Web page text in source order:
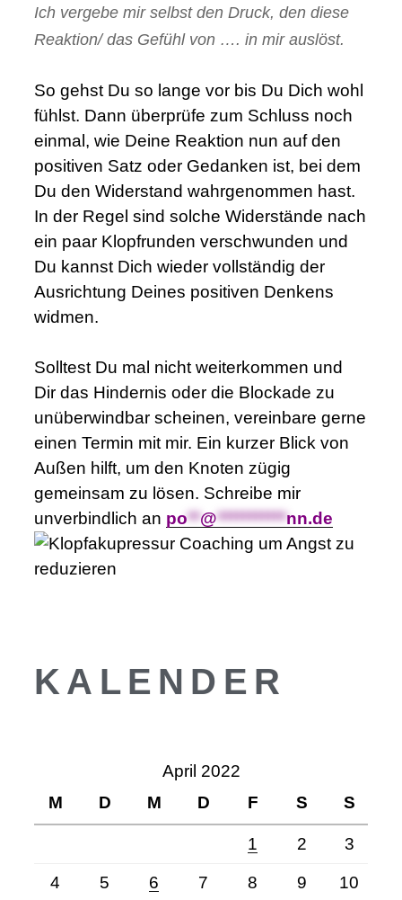
Ich vergebe mir selbst den Druck, den diese
Reaktion/ das Gefühl von …. in mir auslöst.
So gehst Du so lange vor bis Du Dich wohl
fühlst. Dann überprüfe zum Schluss noch
einmal, wie Deine Reaktion nun auf den
positiven Satz oder Gedanken ist, bei dem
Du den Widerstand wahrgenommen hast.
In der Regel sind solche Widerstände nach
ein paar Klopfrunden verschwunden und
Du kannst Dich wieder vollständig der
Ausrichtung Deines positiven Denkens
widmen.
Solltest Du mal nicht weiterkommen und
Dir das Hindernis oder die Blockade zu
unüberwindbar scheinen, vereinbare gerne
einen Termin mit mir. Ein kurzer Blick von
Außen hilft, um den Knoten zügig
gemeinsam zu lösen. Schreibe mir
unverbindlich an po**@***********nn.de
KALENDER
April 2022
M
D M D F S S
1 2 3
4 5 6 7 8 9 10